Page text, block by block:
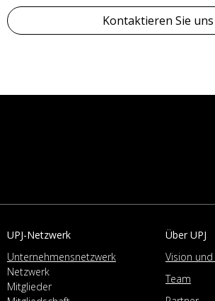
Kontaktieren Sie uns
UPJ-Netzwerk
Unternehmensnetzwerk
Netzwerk
Mitglieder
Über UPJ
Vision
Team